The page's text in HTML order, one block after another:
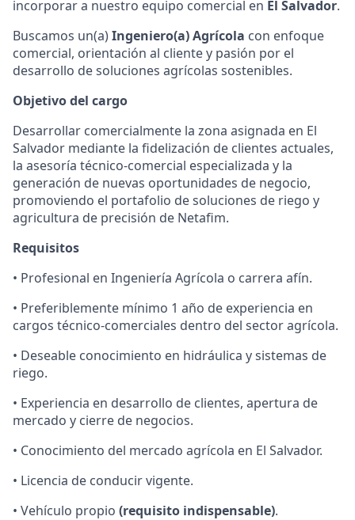
incorporar a nuestro equipo comercial en El Salvador.
Buscamos un(a)Ingeniero(a) Agrícola con enfoque
comercial, orientación al cliente y pasión por el
desarrollo de soluciones agrícolas sostenibles.
Objetivo del cargo
Desarrollar comercialmente la zona asignada en El
Salvador mediante la fidelización de clientes actuales,
la asesoría técnico-comercial especializada y la
generación de nuevas oportunidades de negocio,
promoviendo el portafolio de soluciones de riego y
agricultura de precisión de Netafim.
Requisitos
• Profesional en Ingeniería Agrícola o carrera afín.
• Preferiblemente mínimo 1 año de experiencia en
cargos técnico-comerciales dentro del sector agrícola.
• Deseable conocimiento en hidráulica y sistemas de
riego.
• Experiencia en desarrollo de clientes, apertura de
mercado y cierre de negocios.
• Conocimiento del mercado agrícola en El Salvador.
• Licencia de conducir vigente.
• Vehículo propio (requisito indispensable).